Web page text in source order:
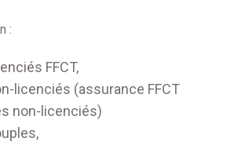
:
FFCT,
licenciés (assurance FFCT
non-licenciés)